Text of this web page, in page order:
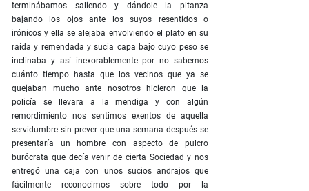
terminábamos saliendo y dándole la pitanza
bajando los ojos ante los suyos resentidos o
irónicos y ella se alejaba envolviendo el plato en su
raída y remendada y sucia capa bajo cuyo peso se
inclinaba y así inexorablemente por no sabemos
cuánto tiempo hasta que los vecinos que ya se
quejaban mucho ante nosotros hicieron que la
policía se llevara a la mendiga y con algún
remordimiento nos sentimos exentos de aquella
servidumbre sin prever que una semana después se
presentaría un hombre con aspecto de pulcro
burócrata que decía venir de cierta Sociedad y nos
entregó una caja con unos sucios andrajos que
fácilmente reconocimos sobre todo por la